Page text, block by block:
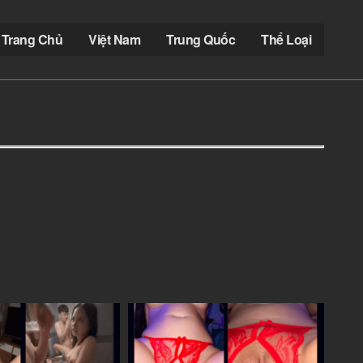
Trang Chủ Việt Nam Trung Quốc Thể Loại